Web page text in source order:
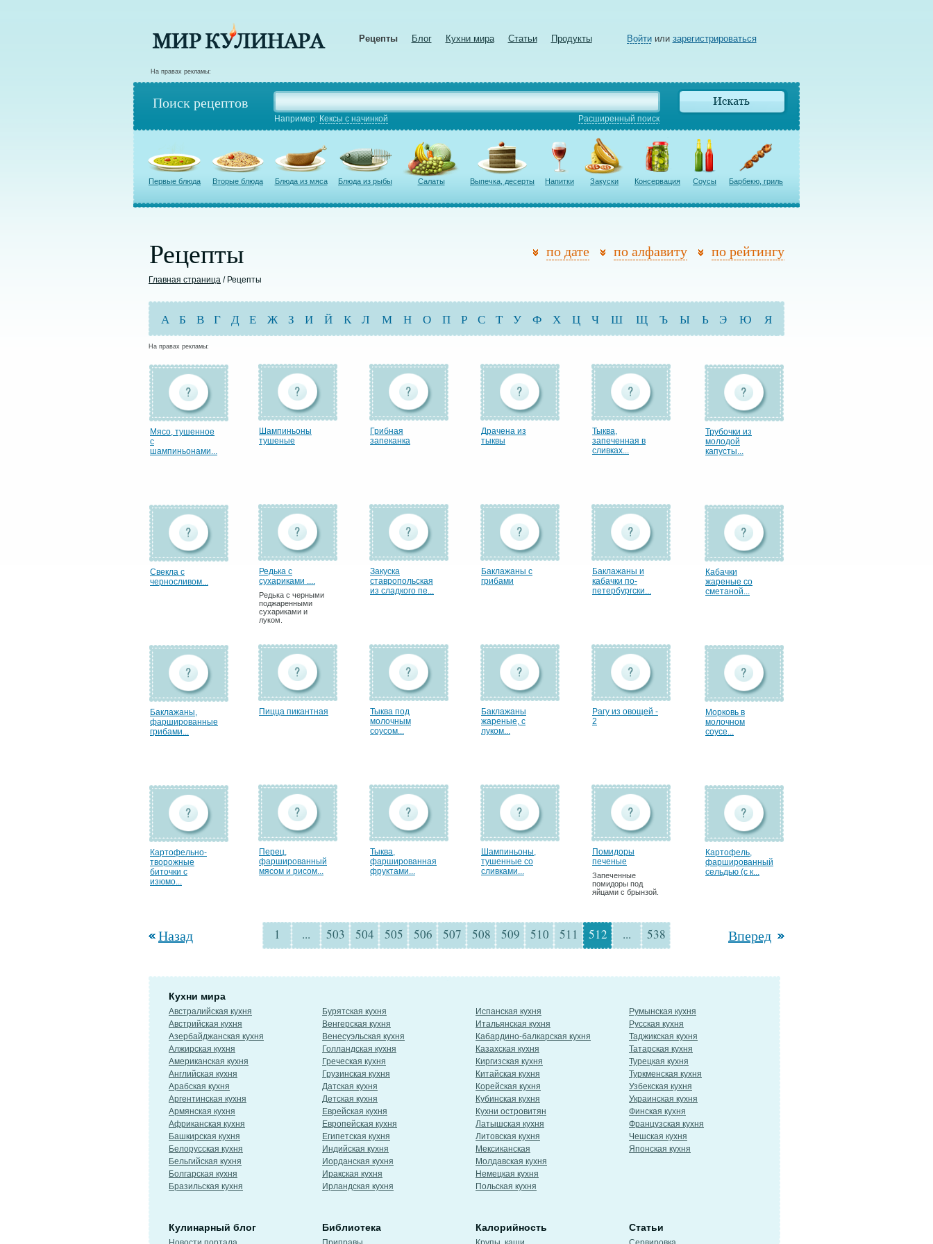
Рецепты Блог Кухни мира Статьи Продукты Войтиили зарегистрироваться
На правах рекламы:
Поиск рецептов
Например: Кексы с начинкой Расширенный поиск
Первые блюда Вторые блюда Блюда из мяса Блюда из рыбы Салаты Выпечка, десерты Напитки Закуски Консервация Соусы Барбекю, гриль
Рецепты по дате по алфавиту по рейтингу
Главная страница / Рецепты
А Б В Г Д Е Ж З И Й К Л М Н О П Р С Т У Ф Х Ц Ч Ш Щ Ъ Ы Ь Э Ю Я
На правах рекламы:
Мясо, тушенное
с
шампиньонами...
Шампиньоны
тушеные
Грибная
запеканка
Драчена из
тыквы
Тыква,
запеченная в
сливках...
Трубочки из
молодой
капусты...
Свекла с
черносливом...
Редька с
сухариками ....
Редька с черными
поджаренными
сухариками и
луком.
Закуска
ставропольская
из сладкого пе...
Баклажаны с
грибами
Баклажаны и
кабачки по-
петербургски...
Кабачки
жареные со
сметаной...
Баклажаны,
фаршированные
грибами...
Пицца пикантная
Тыква под
молочным
соусом...
Баклажаны
жареные, с
луком...
Рагу из овощей -
2
Морковь в
молочном
соусе...
Картофельно-
творожные
биточки с
изюмо...
Перец,
фаршированный
мясом и рисом...
Тыква,
фаршированная
фруктами...
Шампиньоны,
тушенные со
сливками...
Помидоры
печеные
Запеченные
помидоры под
яйцами с брынзой.
Картофель,
фаршированный
сельдью (с к...
Назад 1 ... 503 504 505 506 507 508 509 510 511 512 ... 538 Вперед
Кухни мира
Австралийская кухня
Австрийская кухня
Азербайджанская кухня
Алжирская кухня
Американская кухня
Английская кухня
Арабская кухня
Аргентинская кухня
Армянская кухня
Африканская кухня
Башкирская кухня
Белорусская кухня
Бельгийская кухня
Болгарская кухня
Бразильская кухня
Бурятская кухня
Венгерская кухня
Венесуэльская кухня
Голландская кухня
Греческая кухня
Грузинская кухня
Датская кухня
Детская кухня
Еврейская кухня
Европейская кухня
Египетская кухня
Индийская кухня
Иорданская кухня
Иракская кухня
Ирландская кухня
Испанская кухня
Итальянская кухня
Кабардино-балкарская кухня
Казахская кухня
Киргизская кухня
Китайская кухня
Корейская кухня
Кубинская кухня
Кухни островитян
Латышская кухня
Литовская кухня
Мексиканская
Молдавская кухня
Немецкая кухня
Польская кухня
Румынская кухня
Русская кухня
Таджикская кухня
Татарская кухня
Турецкая кухня
Туркменская кухня
Узбекская кухня
Украинская кухня
Финская кухня
Французская кухня
Чешская кухня
Японская кухня
Кулинарный блог Библиотека Калорийность Статьи